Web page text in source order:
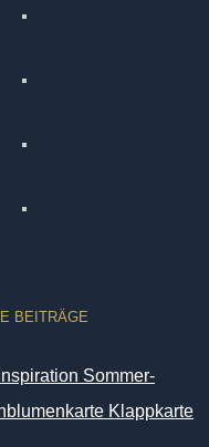
BEITRÄGE
Sommer-
Klappkarte